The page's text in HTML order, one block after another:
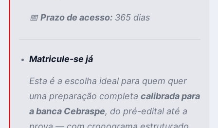
📅Prazo de acesso: 365 dias
Matricule-se já
Esta é a escolha ideal para quem quer
uma preparação completacalibrada para
a banca Cebraspe, do pré-edital até a